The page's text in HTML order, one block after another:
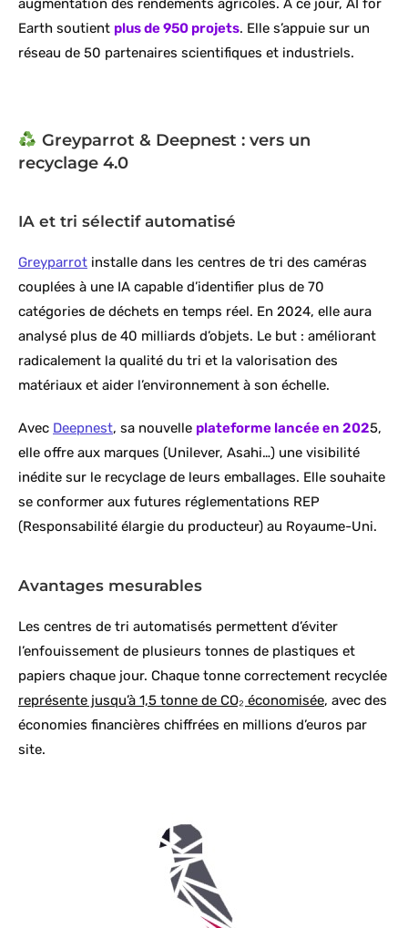
augmentation des rendements agricoles. À ce jour, AI for
Earth soutient plus de 950 projets. Elle s’appuie sur un
réseau de 50 partenaires scientifiques et industriels.
Greyparrot & Deepnest : vers un
recyclage 4.0
IA et tri sélectif automatisé
Greyparrot installe dans les centres de tri des caméras
couplées à une IA capable d’identifier plus de 70
catégories de déchets en temps réel. En 2024, elle aura
analysé plus de 40 milliards d’objets. Le but : améliorant
radicalement la qualité du tri et la valorisation des
matériaux et aider l’environnement à son échelle.
Avec Deepnest, sa nouvelle plateforme lancée en 2025,
elle offre aux marques (Unilever, Asahi…) une visibilité
inédite sur le recyclage de leurs emballages. Elle souhaite
se conformer aux futures réglementations REP
(Responsabilité élargie du producteur) au Royaume-Uni.
Avantages mesurables
Les centres de tri automatisés permettent d’éviter
l’enfouissement de plusieurs tonnes de plastiques et
papiers chaque jour. Chaque tonne correctement recyclée
représente jusqu’à 1,5 tonne de CO₂ économisée, avec des
économies financières chiffrées en millions d’euros par
site.